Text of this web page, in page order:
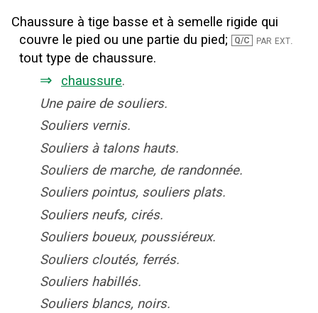
Chaussure à tige basse et à semelle rigide qui
couvre le pied ou une partie du pied; Q/C par ext.
tout type de chaussure.
⇒ chaussure.
Une paire de souliers.
Souliers vernis.
Souliers à talons hauts.
Souliers de marche, de randonnée.
Souliers pointus, souliers plats.
Souliers neufs, cirés.
Souliers boueux, poussiéreux.
Souliers cloutés, ferrés.
Souliers habillés.
Souliers blancs, noirs.